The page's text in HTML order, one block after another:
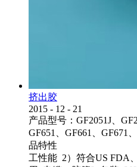
挤出胶
2015 - 12 - 21
产品型号：GF2051J、
GF651、GF661、GF671
品特性 1）
工性能 2）符合US FDA